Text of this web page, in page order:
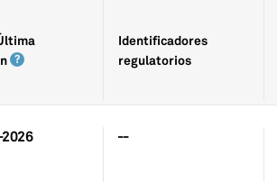
Identifica­dores
regulatorios
--